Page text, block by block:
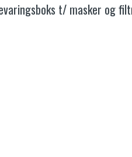
t/ masker og